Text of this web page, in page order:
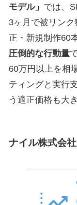
モデル」 では、
3ヶ月で被リン
正・新規制作60
圧倒的な行動量
60万円以上を相
ティングと実行
う適正価格も大
ナイル株式会社